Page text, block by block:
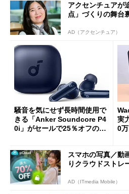
アクセンチュアが
点」づくりの舞台
AD（アクセンチュア）
騒音を気にせず長時間使用で
きる「Anker Soundcore P4
0i」がセールで25％オフの59
実
0
スマホの写真／動
りクラウドストレ
AD（ITmedia Mobile）